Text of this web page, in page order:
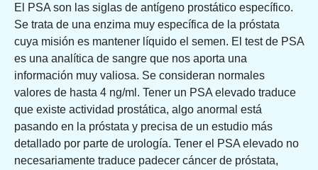
El PSA son las siglas de antígeno prostático específico.
Se trata de una enzima muy específica de la próstata
cuya misión es mantener líquido el semen. El test de PSA
es una analítica de sangre que nos aporta una
información muy valiosa. Se consideran normales
valores de hasta 4 ng/ml. Tener un PSA elevado traduce
que existe actividad prostática, algo anormal está
pasando en la próstata y precisa de un estudio más
detallado por parte de urología. Tener el PSA elevado no
necesariamente traduce padecer cáncer de próstata,